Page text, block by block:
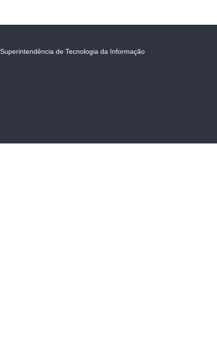
Superintendência de Tecnologia da Informação